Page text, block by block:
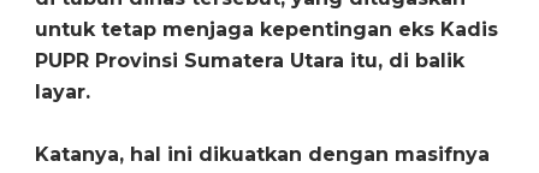
untuk tetap menjaga kepentingan eks Kadis
PUPR Provinsi Sumatera Utara itu, di balik
layar.
Katanya, hal ini dikuatkan dengan masifnya